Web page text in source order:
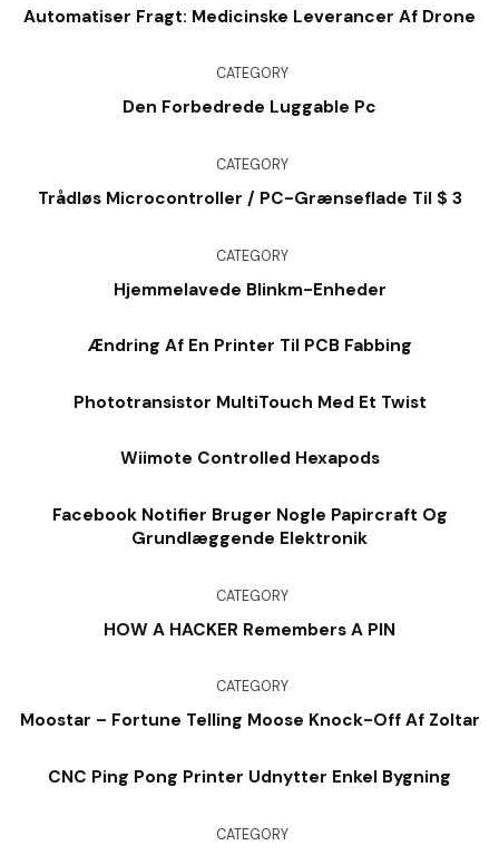
Automatiser Fragt: Medicinske Leverancer Af Drone
CATEGORY
Den Forbedrede Luggable Pc
CATEGORY
Trådløs Microcontroller / PC-Grænseflade Til $ 3
CATEGORY
Hjemmelavede Blinkm-Enheder
Ændring Af En Printer Til PCB Fabbing
Phototransistor MultiTouch Med Et Twist
Wiimote Controlled Hexapods
Facebook Notifier Bruger Nogle Papircraft Og
Grundlæggende Elektronik
CATEGORY
HOW A HACKER Remembers A PIN
CATEGORY
Moostar – Fortune Telling Moose Knock-Off Af Zoltar
CNC Ping Pong Printer Udnytter Enkel Bygning
CATEGORY